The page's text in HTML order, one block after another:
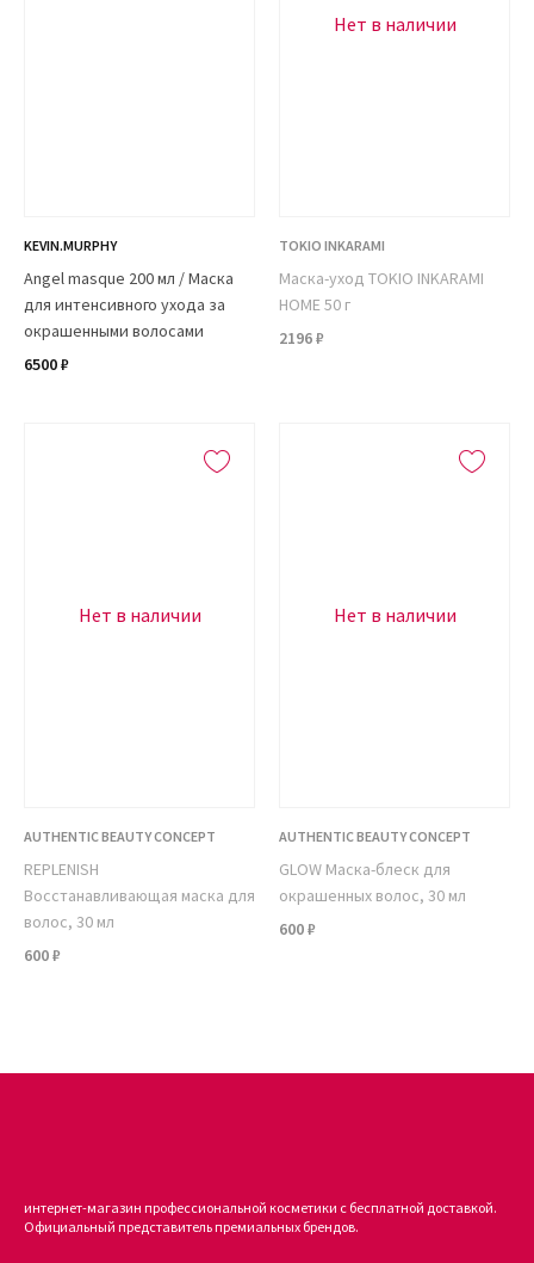
KEVIN.MURPHY
Angel masque 200 мл / Маска
для интенсивного ухода за
окрашенными волосами
6500 ₽
Нет в наличии
TOKIO INKARAMI
Маска-уход TOKIO INKARAMI
HOME 50 г
2196 ₽
Нет в наличии
AUTHENTIC BEAUTY CONCEPT
REPLENISH
Восстанавливающая маска для
волос, 30 мл
600 ₽
Нет в наличии
AUTHENTIC BEAUTY CONCEPT
GLOW Маска-блеск для
окрашенных волос, 30 мл
600 ₽
интернет-магазин профессиональной косметики с бесплатной доставкой.
Официальный представитель премиальных брендов.